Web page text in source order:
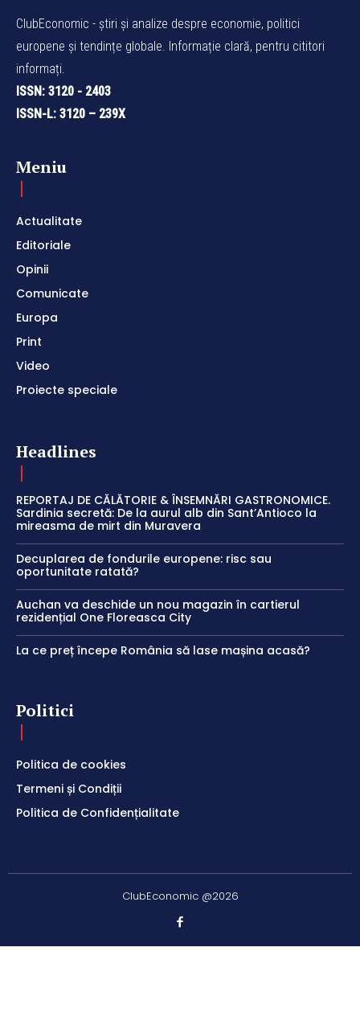
ClubEconomic - știri și analize despre economie, politici
europene și tendințe globale. Informație clară, pentru cititori
informați.
ISSN: 3120 - 2403
ISSN-L: 3120 – 239X
Meniu
Actualitate
Editoriale
Opinii
Comunicate
Europa
Print
Video
Proiecte speciale
Headlines
REPORTAJ DE CĂLĂTORIE & ÎNSEMNĂRI GASTRONOMICE.
Sardinia secretă: De la aurul alb din Sant’Antioco la
mireasma de mirt din Muravera
Decuplarea de fondurile europene: risc sau
oportunitate ratată?
Auchan va deschide un nou magazin în cartierul
rezidențial One Floreasca City
La ce preț începe România să lase mașina acasă?
Politici
Politica de cookies
Termeni și Condiții
Politica de Confidențialitate
ClubEconomic @2026